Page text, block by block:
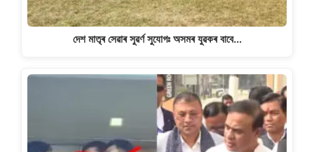
দেশ মাতৃৰ সেৱাৰ সুৱৰ্ণ সুযোগঃ অসমৰ যুৱকৰ বাবে…